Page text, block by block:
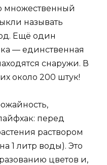
множественный
называть
Ещё один
— единственная
снаружи. В
около 200 штук!
перед
раствором
1 литр воды). Это
цветов и,